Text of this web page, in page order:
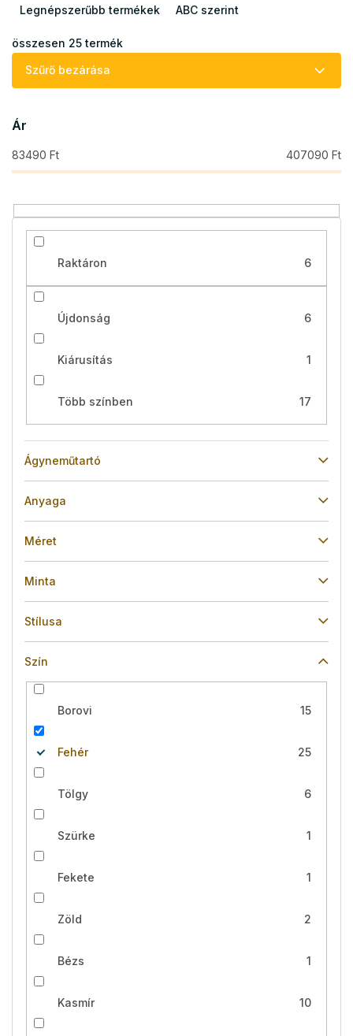
m
k
e
n
d
e
é
s
Legnépszerűbb termékek ABC szerint
összesen 25termék
Szűrő bezárása
Ár
83490 Ft 407090 Ft
Raktáron 6
Újdonság 6
Kiárusítás 1
Több színben 17
Ágyneműtartó
Anyaga
Méret
Minta
Stílusa
Szín
Borovi 15
Fehér 25
Tölgy 6
Szürke 1
Fekete 1
Zöld 2
Bézs 1
Kasmír 10